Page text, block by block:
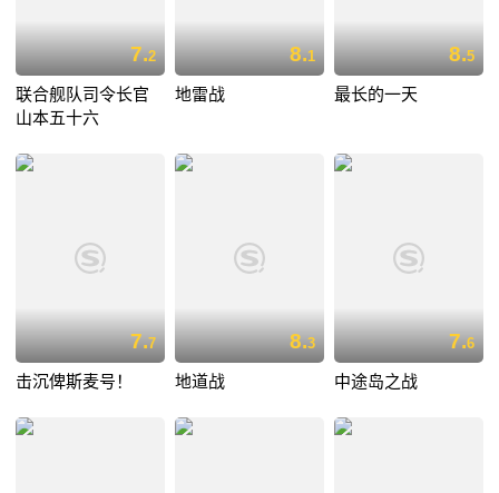
7.2
联合舰队司令长官
山本五十六
8.1
地雷战
8.5
最长的一天
7.7
击沉俾斯麦号！
8.3
地道战
7.6
中途岛之战